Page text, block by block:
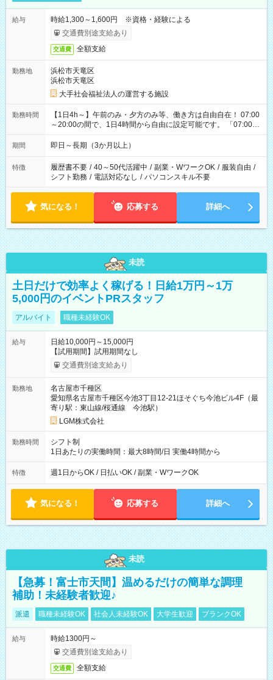
給与
時給1,300～1,600円 ※資格・経験による
交通費別途支給あり
交通費 全額支給
勤務地
浜松市天竜区
浜松市天竜区
大手社会福祉法人の運営する施設
勤務時間
【1日4h～】午前のみ・夕方のみ等、働き方は自由自在！ 07:00
～20:00の間で、1日4時間から自由に設定可能です。 「07:00～
11:00の午前だけ」「16:00～20:00の夕方だけ」など、生活に合
わせたオーダーメイドが叶います。フルタイム（実働8h）も大
る最適な時間帯を丁寧に整えます。
期間 即日～長期（3か月以上）
特徴 履歴書不要 / 40～50代活躍中 / 副業・WワークOK / 服装自由 /
シフト勤務 / 電話対応なし / パソコンスキル不要
気になる！ 応募する 詳細へ
未読
土日だけで効率よく稼げる！日給1万円～1万
5,000円のイベントPRスタッフ
アルバイト 職種未経験OK
給与
日給10,000円～15,000円
【試用期間】試用期間なし
交通費別途支給あり
勤務地
名古屋市千種区
愛知県名古屋市千種区今池3丁目12-21ほそぐち今池ビル4F（最
寄り駅：東山線/桜通線 今池駅）
LGM株式会社
勤務時間
シフト制
1日あたりの実働時間：最大8時間/日 実働4時間から
特徴 週1日からOK / 日払いOK / 副業・WワークOK
気になる！ 応募する 詳細へ
未読
【急募！富士市天間】温めるだけの簡単な調理
補助！未経験者歓迎♪
派遣 職種未経験OK 社会人未経験OK 大学生歓迎 ブランクOK
給与
時給1300円～
交通費別途支給あり
交通費 全額支給